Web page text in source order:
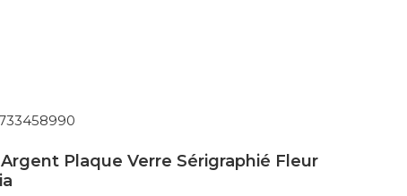
Plaque Verre Sérigraphié Fleur